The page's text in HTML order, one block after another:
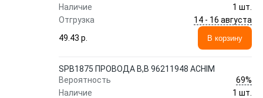
Наличие
1 шт.
Отгрузка
14 - 16 августа
49.43 p.
В корзину
SPB1875 ПРОВОДА В,В 96211948 ACHIM
Вероятность
69%
Наличие
1 шт.